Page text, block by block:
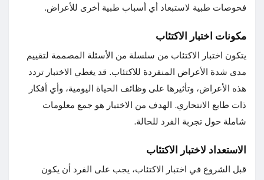
فحوصات طبية لاستبعاد أي أسباب طبية أخرى للأعراض.
مكونات اختبار الاكتئاب
يتكون اختبار الاكتئاب من سلسلة من الأسئلة المصممة لتقييم
مدى شدة الأعراض المنفردة للاكتئاب. قد يغطي الاختبار تردد
هذه الأعراض، وتأثيرها على وظائف الحياة اليومية، وأي أفكار
ذات طابع الانتحاري. الهدف من الاختبار هو جمع معلومات
شاملة حول تجربة الفرد للحالة.
الاستعداد لاختبار الاكتئاب
قبل الشروع في اختبار الاكتئاب، يجب على الفرد أن يكون